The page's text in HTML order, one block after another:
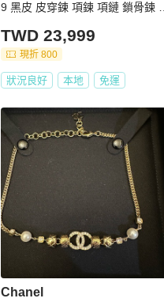
9 黑皮 皮穿鍊 項鍊 項鏈 鎖骨鍊 鍊
TWD 23,999
現折 800
狀況良好 本地 免運
Chanel